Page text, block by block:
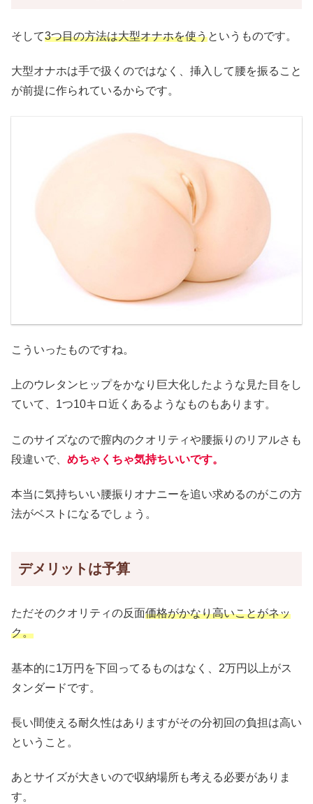
そして3つ目の方法は大型オナホを使うというものです。
大型オナホは手で扱くのではなく、挿入して腰を振ること
が前提に作られているからです。
こういったものですね。
上のウレタンヒップをかなり巨大化したような見た目をし
ていて、1つ10キロ近くあるようなものもあります。
このサイズなので膣内のクオリティや腰振りのリアルさも
段違いで、 めちゃくちゃ気持ちいいです。
本当に気持ちいい腰振りオナニーを追い求めるのがこの方
法がベストになるでしょう。
デメリットは予算
ただそのクオリティの反面価格がかなり高いことがネッ
ク。
基本的に1万円を下回ってるものはなく、2万円以上がス
タンダードです。
長い間使える耐久性はありますがその分初回の負担は高い
ということ。
あとサイズが大きいので収納場所も考える必要がありま
す。